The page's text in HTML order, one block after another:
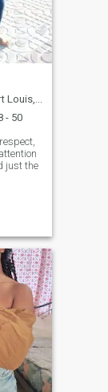
Mauritius
- 50
just the